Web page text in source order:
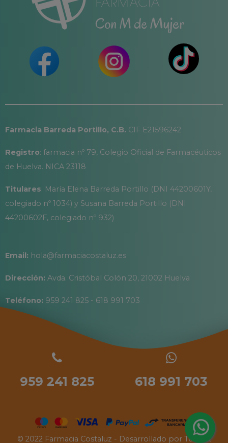
Farmacia Barreda Portillo, C.B. CIF E21596242
Registro: farmacia nº 79, Colegio Oficial de Farmacéuticos
de Huelva. NICA 23118
Titulares: María Elena Barreda Portillo (DNI 44200601Y,
colegiado nº 1034) y Susana Barreda Portillo (DNI
44200602F, colegiado nº 932)
Email: hola@farmaciacostaluz.es
Dirección: Avda. Cristóbal Colón 20, 21002 Huelva
Teléfono: 959 241 825 - 618 991 703
959 241 825 618 991 703
© 2022 Farmacia Costaluz - Desarrollado por Tecinet